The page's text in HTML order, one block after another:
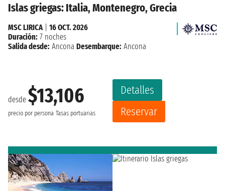
Islas griegas: Italia, Montenegro, Grecia
desde $13,106
precio por persona Tasas portuarias
Detalles
Reservar
MSC LIRICA
16 OCT. 2026
Duración: 7 noches
Salida desde: Ancona Desembarque: Ancona